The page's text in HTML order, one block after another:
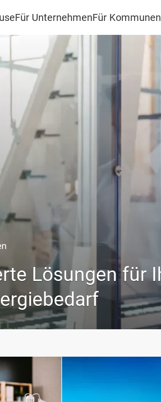
Für UnternehmenFür Kommunen
Lösungen für